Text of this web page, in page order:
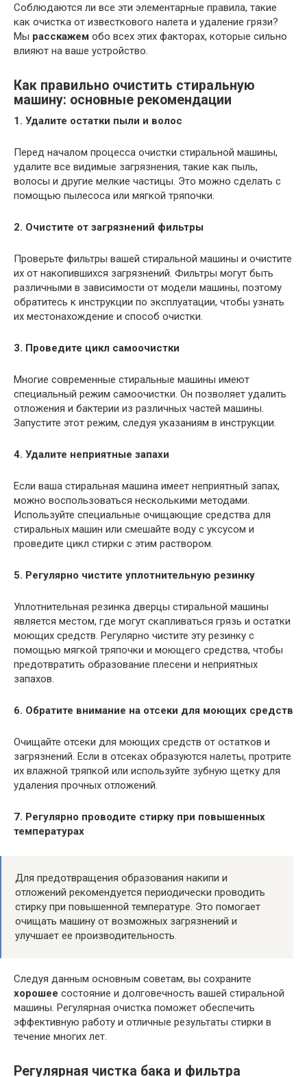
Соблюдаются ли все эти элементарные правила, такие
как очистка от известкового налета и удаление грязи?
Мы расскажем обо всех этих факторах, которые сильно
влияют на ваше устройство.
Как правильно очистить стиральную
машину: основные рекомендации
1. Удалите остатки пыли и волос
Перед началом процесса очистки стиральной машины,
удалите все видимые загрязнения, такие как пыль,
волосы и другие мелкие частицы. Это можно сделать с
помощью пылесоса или мягкой тряпочки.
2. Очистите от загрязнений фильтры
Проверьте фильтры вашей стиральной машины и очистите
их от накопившихся загрязнений. Фильтры могут быть
различными в зависимости от модели машины, поэтому
обратитесь к инструкции по эксплуатации, чтобы узнать
их местонахождение и способ очистки.
3. Проведите цикл самоочистки
Многие современные стиральные машины имеют
специальный режим самоочистки. Он позволяет удалить
отложения и бактерии из различных частей машины.
Запустите этот режим, следуя указаниям в инструкции.
4. Удалите неприятные запахи
Если ваша стиральная машина имеет неприятный запах,
можно воспользоваться несколькими методами.
Используйте специальные очищающие средства для
стиральных машин или смешайте воду с уксусом и
проведите цикл стирки с этим раствором.
5. Регулярно чистите уплотнительную резинку
Уплотнительная резинка дверцы стиральной машины
является местом, где могут скапливаться грязь и остатки
моющих средств. Регулярно чистите эту резинку с
помощью мягкой тряпочки и моющего средства, чтобы
предотвратить образование плесени и неприятных
запахов.
6. Обратите внимание на отсеки для моющих средств
Очищайте отсеки для моющих средств от остатков и
загрязнений. Если в отсеках образуются налеты, протрите
их влажной тряпкой или используйте зубную щетку для
удаления прочных отложений.
7. Регулярно проводите стирку при повышенных
температурах
Для предотвращения образования накипи и
отложений рекомендуется периодически проводить
стирку при повышенной температуре. Это помогает
очищать машину от возможных загрязнений и
улучшает ее производительность.
Следуя данным основным советам, вы сохраните
хорошее состояние и долговечность вашей стиральной
машины. Регулярная очистка поможет обеспечить
эффективную работу и отличные результаты стирки в
течение многих лет.
Регулярная чистка бака и фильтра